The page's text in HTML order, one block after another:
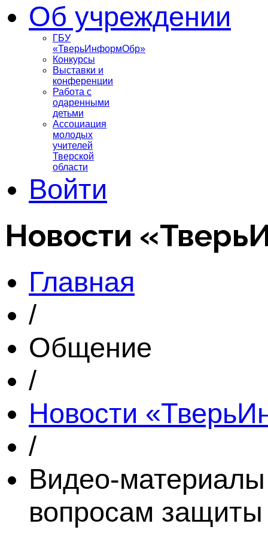
Об учреждении
ГБУ
«ТверьИнформОбр»
Конкурсы
Выставки и
конференции
Работа с
одаренными
детьми
Ассоциация
молодых
учителей
Тверской
области
Войти
Новости
Главная
/
Общение
/
Новости
/
Видео-
вопросам